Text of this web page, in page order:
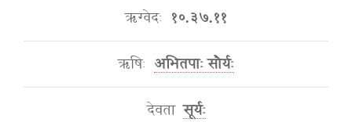
ऋग्वेदः १०.३७.११
ऋषिः अभितपाः सौर्यः
देवता सूर्यः